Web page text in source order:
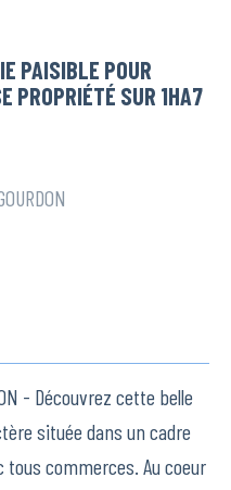
PAISIBLE POUR
PROPRIÉTÉ SUR 1HA7
- Découvrez cette belle
située dans un cadre
tous commerces. Au coeur